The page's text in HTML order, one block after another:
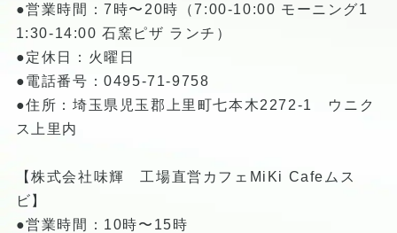
●営業時間：7時〜20時（7:00-10:00 モーニング1
1:30-14:00 石窯ピザ ランチ）
●定休日：火曜日
●電話番号：0495-71-9758
●住所：埼玉県児玉郡上里町七本木2272-1 ウニク
ス上里内
【株式会社味輝 工場直営カフェMiKi Cafeムス
ビ】
●営業時間：10時〜15時